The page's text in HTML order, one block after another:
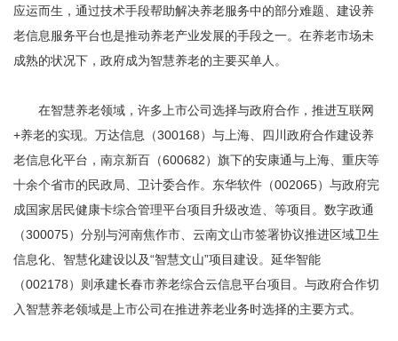
应运而生，通过技术手段帮助解决养老服务中的部分难题、建设养
老信息服务平台也是推动养老产业发展的手段之一。在养老市场未
成熟的状况下，政府成为智慧养老的主要买单人。
在智慧养老领域，许多上市公司选择与政府合作，推进互联网
+养老的实现。万达信息（300168）与上海、四川政府合作建设养
老信息化平台，南京新百（600682）旗下的安康通与上海、重庆等
十余个省市的民政局、卫计委合作。东华软件（002065）与政府完
成国家居民健康卡综合管理平台项目升级改造、等项目。数字政通
（300075）分别与河南焦作市、云南文山市签署协议推进区域卫生
信息化、智慧化建设以及“智慧文山”项目建设。延华智能
（002178）则承建长春市养老综合云信息平台项目。与政府合作切
入智慧养老领域是上市公司在推进养老业务时选择的主要方式。